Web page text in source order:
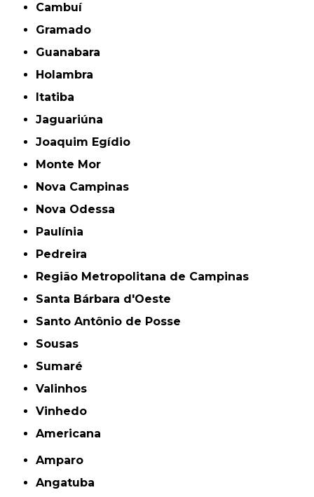
Cambuí
Gramado
Guanabara
Holambra
Itatiba
Jaguariúna
Joaquim Egídio
Monte Mor
Nova Campinas
Nova Odessa
Paulínia
Pedreira
Região Metropolitana de Campinas
Santa Bárbara d'Oeste
Santo Antônio de Posse
Sousas
Sumaré
Valinhos
Vinhedo
americana
Amparo
Angatuba